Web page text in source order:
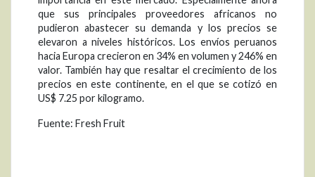
que sus principales proveedores africanos no
pudieron abastecer su demanda y los precios se
elevaron a niveles históricos. Los envíos peruanos
hacia Europa crecieron en 34% en volumen y 246% en
valor. También hay que resaltar el crecimiento de los
precios en este continente, en el que se cotizó en
US$ 7.25 por kilogramo.
Fuente: Fresh Fruit